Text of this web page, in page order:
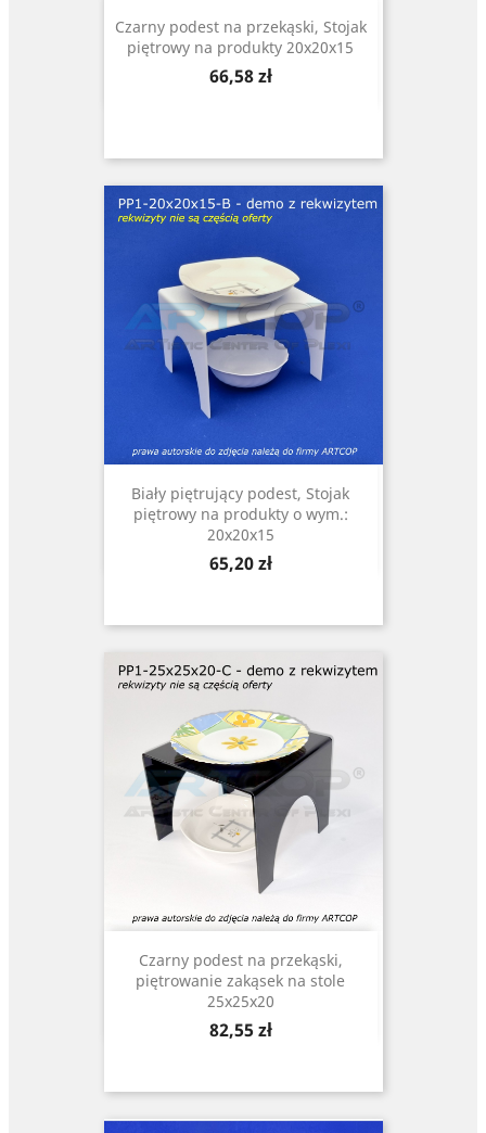
Czarny podest na przekąski, Stojak
piętrowy na produkty 20x20x15
Cena
66,58 zł
Biały piętrujący podest, Stojak
piętrowy na produkty o wym.:
20x20x15
Cena
65,20 zł
Czarny podest na przekąski,
piętrowanie zakąsek na stole
25x25x20
Cena
82,55 zł